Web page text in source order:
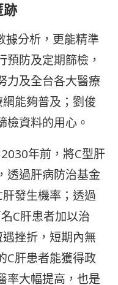
跡
據分析，更能精準
防及定期篩檢，
力及全台各大醫療
能夠普及；劉俊
檢資料的用心。
年前，將C型肝
透過肝病防治基金
發生機率；透過
C肝患者加以治
挫折，短期內無
C肝患者能獲得政
率大幅提高，也是